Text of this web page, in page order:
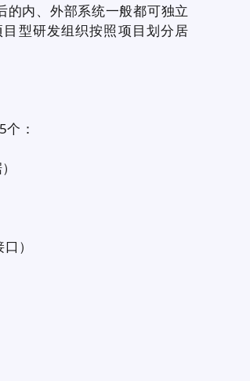
内、外部系统一般都可独立
型研发组织按照项目划分居
：
）